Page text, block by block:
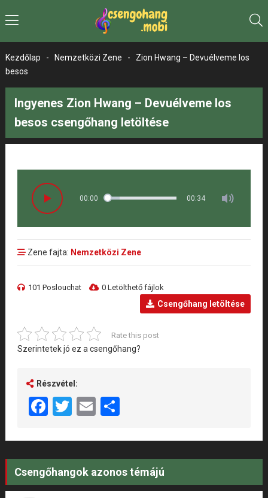
Kezdőlap - Nemzetközi Zene -
Zion Hwang – Devuélveme los
besos
Ingyenes Zion Hwang – Devuélveme los
besos csengőhang letöltése
00:00 00:34
Zene fajta: Nemzetközi Zene
101 Poslouchat 0 Letölthető fájlok
Csengőhang letöltése
Rate this post
Szerintetek jó ez a csengőhang?
Részvétel:
Facebook
Twitter
EmailShare
Csengőhangok azonos témájú